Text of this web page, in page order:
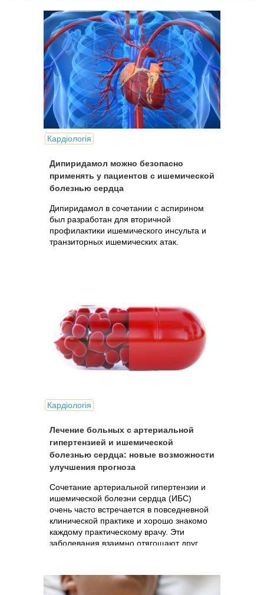
Кардіологія
Дипиридамол можно безопасно
применять у пациентов с ишемической
болезнью сердца
Дипиридамол в сочетании с аспирином
был разработан для вторичной
профилактики ишемического инсульта и
транзиторных ишемических атак.
Кардіологія
Лечение больных с артериальной
гипертензией и ишемической
болезнью сердца: новые возможности
улучшения прогноза
Сочетание артериальной гипертензии и
ишемической болезни сердца (ИБС)
очень часто встречается в повседневной
клинической практике и хорошо знакомо
каждому практическому врачу. Эти
заболевания взаимно отягощают друг